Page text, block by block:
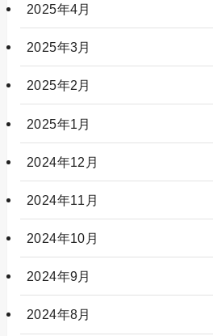
2025年4月
2025年3月
2025年2月
2025年1月
2024年12月
2024年11月
2024年10月
2024年9月
2024年8月